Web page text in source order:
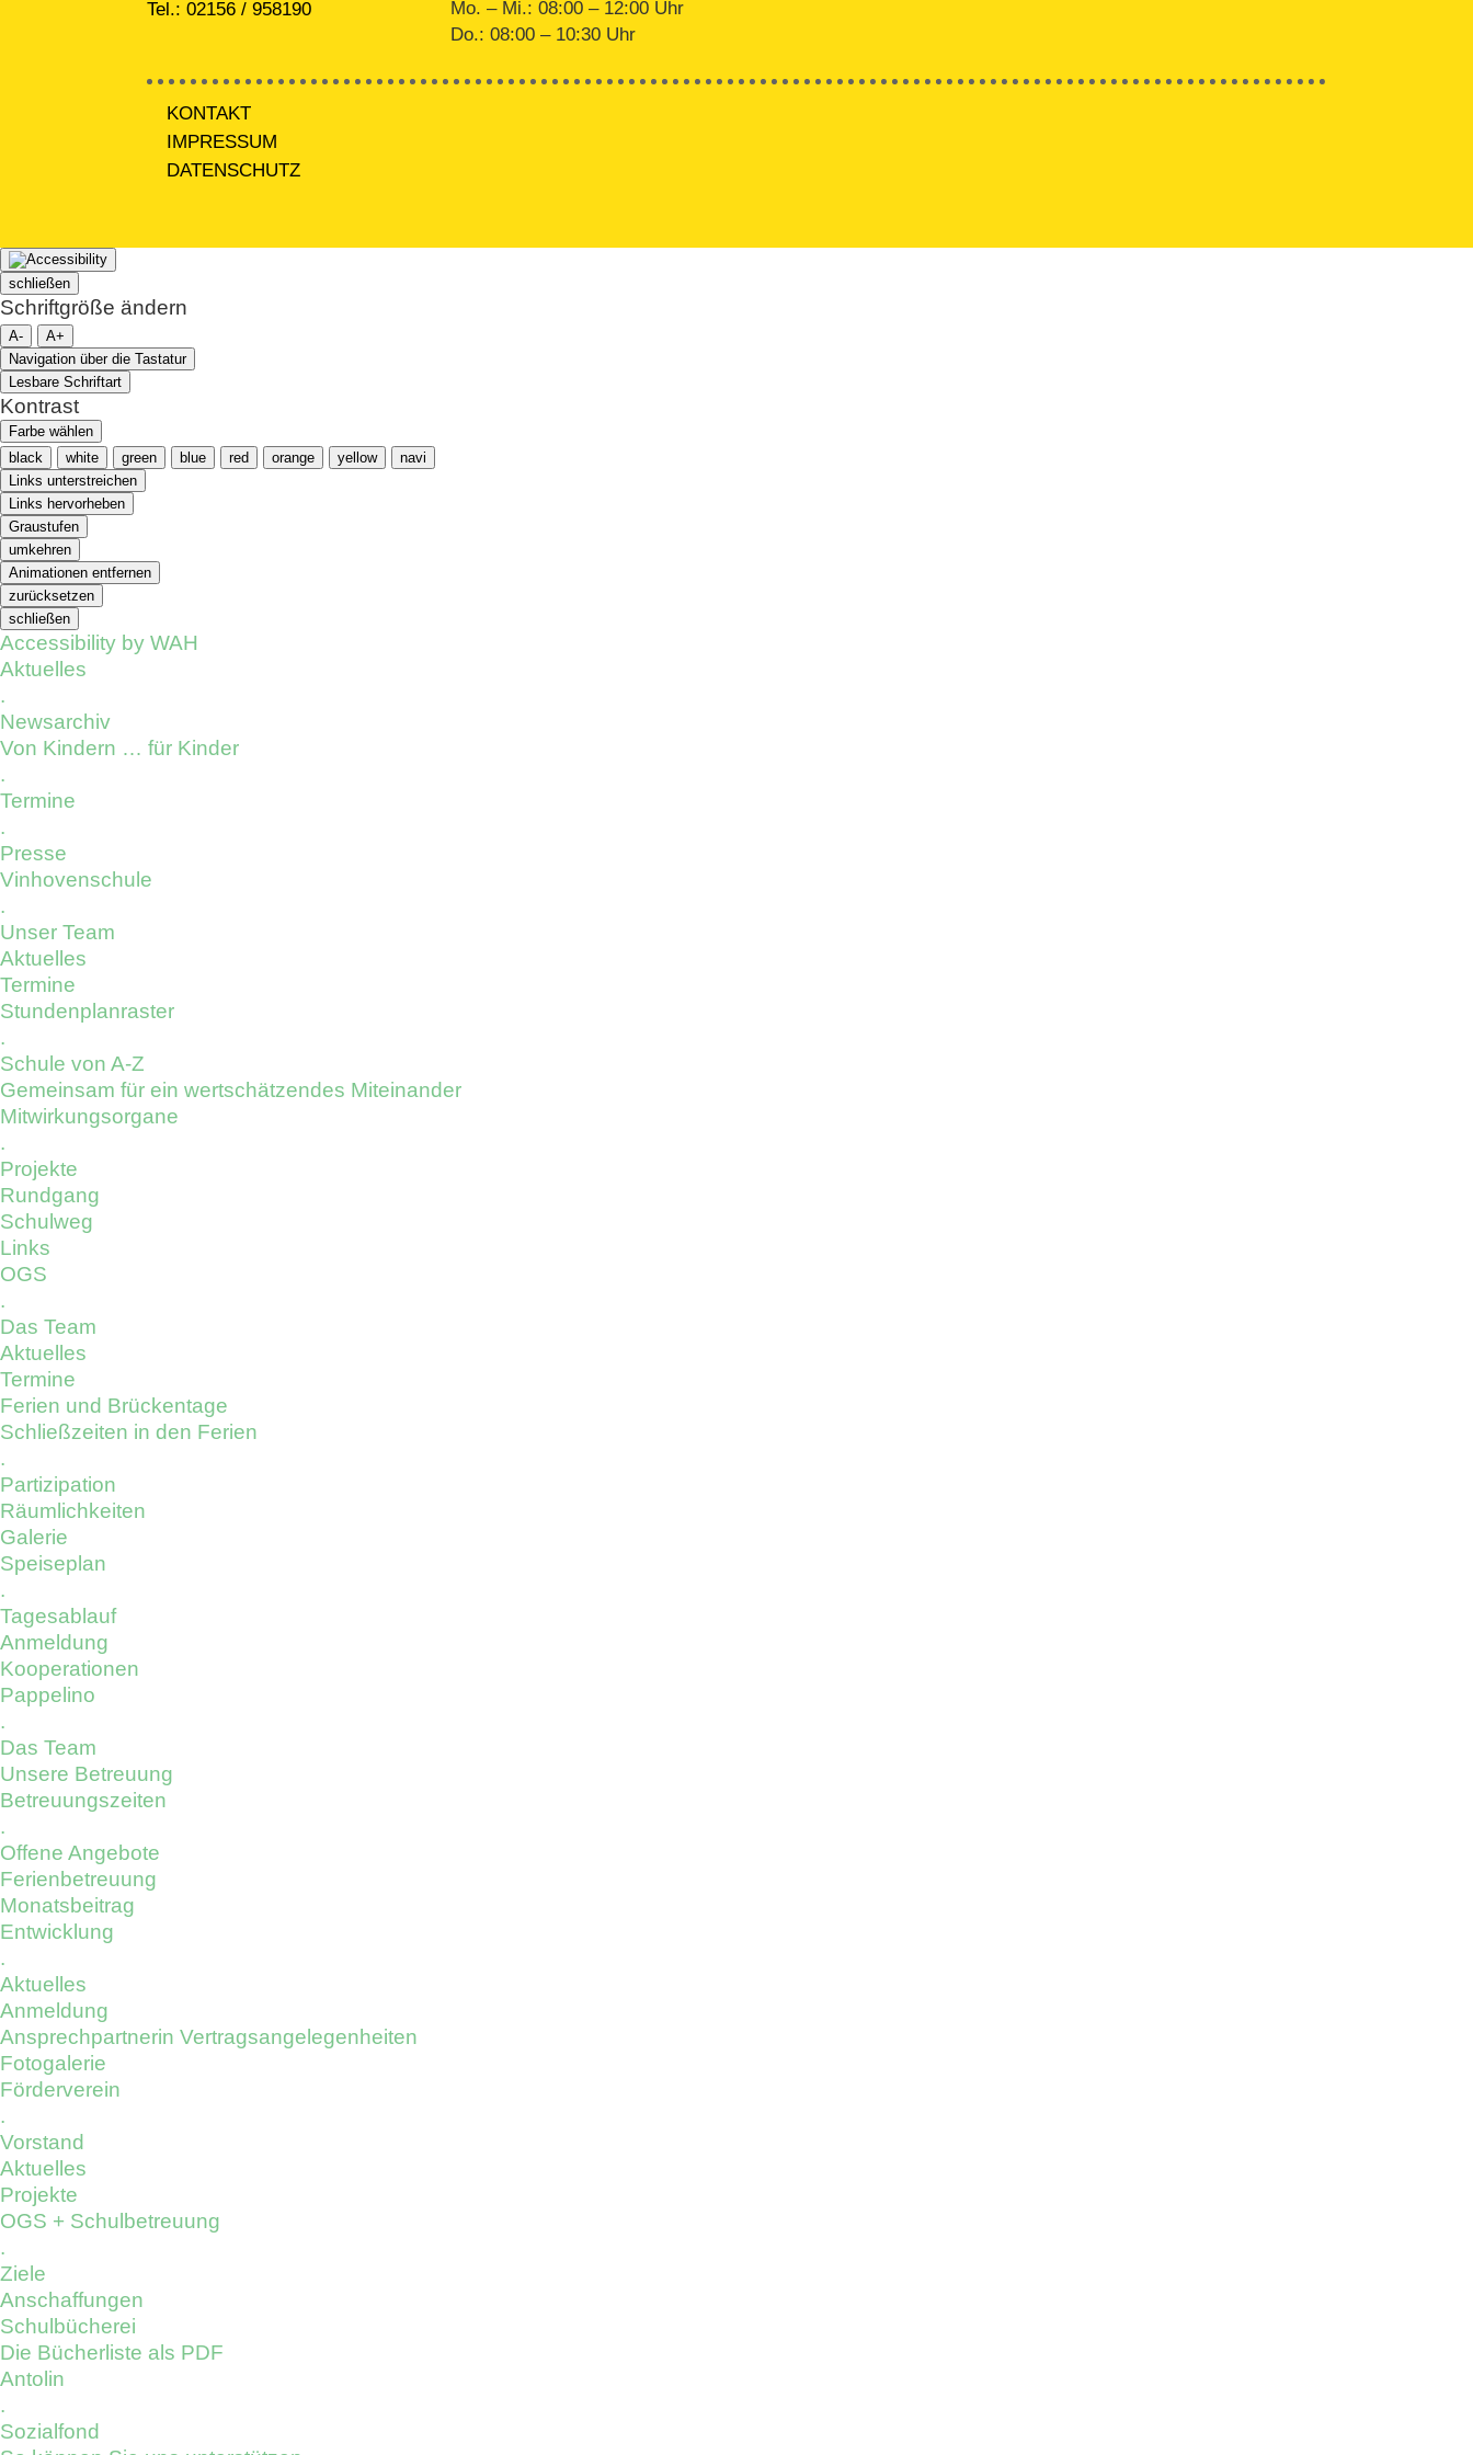
Tel.:02156 / 958190
Mo. – Mi.: 08:00 – 12:00 Uhr
Do.: 08:00 – 10:30 Uhr
KONTAKT
IMPRESSUM
DATENSCHUTZ
schließen
Schriftgröße ändern
A-
A+
Navigation über die Tastatur
Lesbare Schriftart
Kontrast
Farbe wählen
black
white green blue red orange yellow
navi
Links unterstreichen
Links hervorheben
Graustufen
umkehren
Animationen entfernen
zurücksetzen
schließen
Accessibility by WAH
Aktuelles
.
Newsarchiv
Von Kindern … für Kinder
.
Termine
.
Presse
Vinhovenschule
.
Unser Team
Aktuelles
Termine
Stundenplanraster
.
Schule von A-Z
Gemeinsam für ein wertschätzendes Miteinander
Mitwirkungsorgane
.
Projekte
Rundgang
Schulweg
Links
OGS
.
Das Team
Aktuelles
Termine
Ferien und Brückentage
Schließzeiten in den Ferien
.
Partizipation
Räumlichkeiten
Galerie
Speiseplan
.
Tagesablauf
Anmeldung
Kooperationen
Pappelino
.
Das Team
Unsere Betreuung
Betreuungszeiten
.
Offene Angebote
Ferienbetreuung
Monatsbeitrag
Entwicklung
.
Aktuelles
Anmeldung
Ansprechpartnerin Vertragsangelegenheiten
Fotogalerie
Förderverein
.
Vorstand
Aktuelles
Projekte
OGS + Schulbetreuung
.
Ziele
Anschaffungen
Schulbücherei
Die Bücherliste als PDF
Antolin
.
Sozialfond